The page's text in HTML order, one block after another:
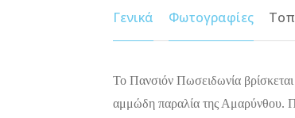
Γενικά Φωτογραφίες
Το Πανσιόν Πωσειδωνία
αμμώδη παραλία της Αμαρύνθου.